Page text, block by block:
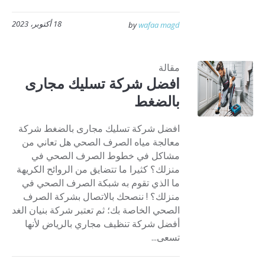
18 أكتوبر، 2023 bywafaa magd
مقالة
افضل شركة تسليك مجارى
بالضغط
افضل شركة تسليك مجارى بالضغط شركة
معالجة مياه الصرف الصحي هل تعاني من
مشاكل في خطوط الصرف الصحي في
منزلك؟ كثيرا ما تتضايق من الروائح الكريهة
ما الذي تقوم به شبكة الصرف الصحي في
منزلك؟ ! ننصحك بالاتصال بشركة الصرف
الصحي الخاصة بك؛ ثم تعتبر شركة بنيان الغد
أفضل شركة تنظيف مجاري بالرياض لأنها
تسعى...